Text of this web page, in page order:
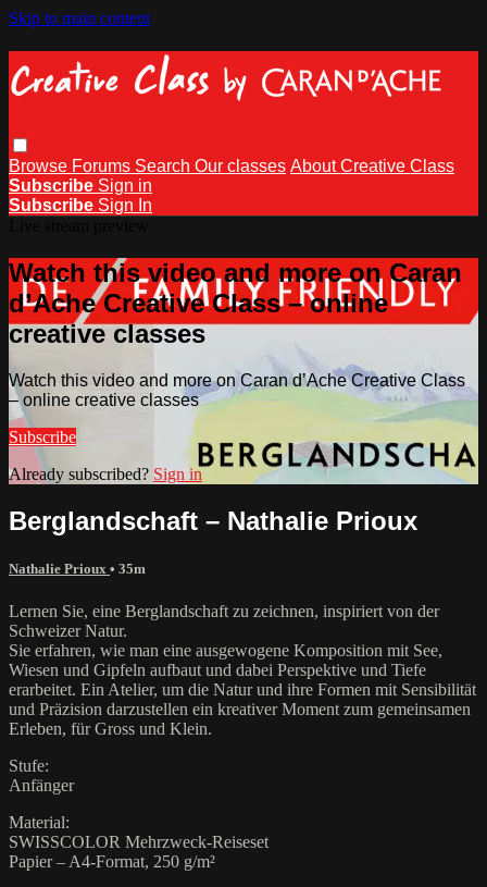
Skip to main content
Browse Forums Search Our classes About Creative Class
Subscribe Sign in
Subscribe Sign In
Watch this video and more on Caran
d’Ache Creative Class – online
creative classes
Watch this video and more on Caran d’Ache Creative Class
– online creative classes
Subscribe
Already subscribed? Sign in
Berglandschaft – Nathalie Prioux
Nathalie Prioux • 35m
Lernen Sie, eine Berglandschaft zu zeichnen, inspiriert von der
Schweizer Natur.
Sie erfahren, wie man eine ausgewogene Komposition mit See,
Wiesen und Gipfeln aufbaut und dabei Perspektive und Tiefe
erarbeitet. Ein Atelier, um die Natur und ihre Formen mit Sensibilität
und Präzision darzustellen ein kreativer Moment zum gemeinsamen
Erleben, für Gross und Klein.
Stufe:
Anfänger
Material:
SWISSCOLOR Mehrzweck-Reiseset
Papier – A4-Format, 250 g/m²